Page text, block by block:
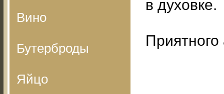
Вино
Бутерброды
Яйцо
в духовке.
Приятного